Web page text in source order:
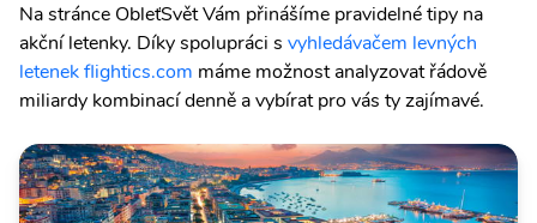
Na stránce ObleťSvět Vám přinášíme pravidelné tipy na
akční letenky. Díky spolupráci s vyhledávačem levných
letenek flightics.com máme možnost analyzovat řádově
miliardy kombinací denně a vybírat pro vás ty zajímavé.